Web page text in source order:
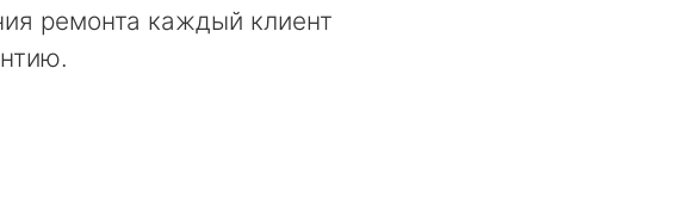
ремонта каждый клиент